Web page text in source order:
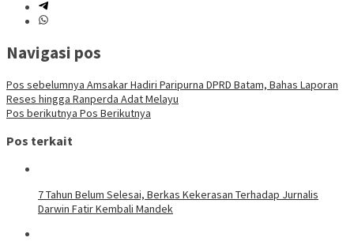
Navigasi pos
Pos sebelumnya Amsakar Hadiri Paripurna DPRD Batam, Bahas Laporan
Reses hingga Ranperda Adat Melayu
Pos berikutnya Pos Berikutnya
Pos terkait
7 Tahun Belum Selesai, Berkas Kekerasan Terhadap Jurnalis
Darwin Fatir Kembali Mandek